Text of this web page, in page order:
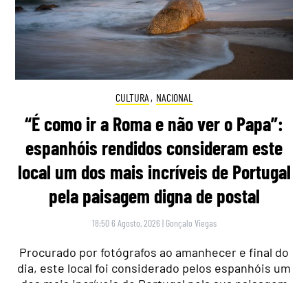
CULTURA , NACIONAL
“É como ir a Roma e não ver o Papa”:
espanhóis rendidos consideram este
local um dos mais incríveis de Portugal
pela paisagem digna de postal
18:50 6 Agosto, 2026 | Gonçalo Viegas
Procurado por fotógrafos ao amanhecer e final do
dia, este local foi considerado pelos espanhóis um